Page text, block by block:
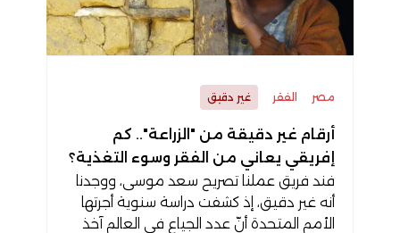
مصر الفقر غير دقيق
أرقام غير دقيقة من "الزراعة".. كم
إفريقي يعاني من الفقر وسوء التغذية؟
فند فريق عملنا تصريح سعد موسى، ووجدنا
أنه غير دقيق، إذ كشفت دراسة سنوية أجرتها
الأمم المتحدة أنّ عدد الجياع في العالم آخذ